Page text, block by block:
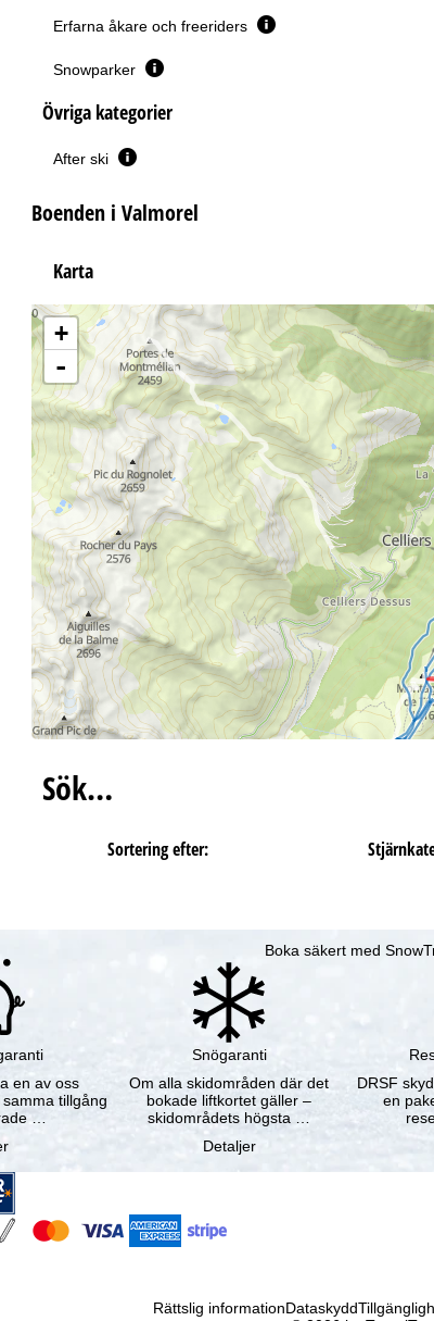
Erfarna åkare och freeriders
Snowparker
Övriga kategorier
After ski
Boenden i Valmorel
Karta
+
-
Sök…
Sortering efter:
Boka säkert med
en av oss
tillgång
…
Snögaranti
Om alla skidområden där det
bokade liftkortet gäller –
skidområdets högsta …
Detaljer
DRSF
en
Rättslig informationDataskydd